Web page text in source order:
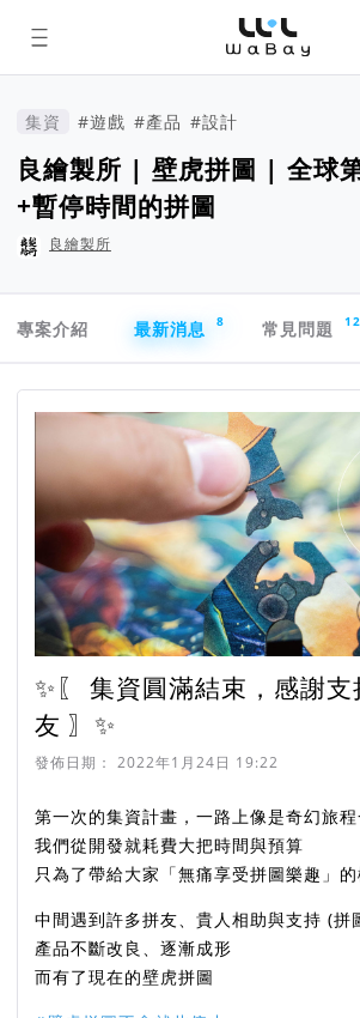
WaBay 挖貝 |
集資 / 群眾募資
集資 #遊戲 #產品 #設計
良繪製所 | 壁虎拼圖 | 全球
+暫停時間的拼圖
良繪製所
專案介紹
最新消息 8 常見問題 12
✨〖 集資圓滿結束，感謝
友 〗✨
發佈日期： 2022年1月24日 19:22
第一次的集資計畫，一路上像是奇幻旅程
我們從開發就耗費大把時間與預算
只為了帶給大家「無痛享受拼圖樂趣」
中間遇到許多拼友、貴人相助與支持 (拼
產品不斷改良、逐漸成形
而有了現在的壁虎拼圖